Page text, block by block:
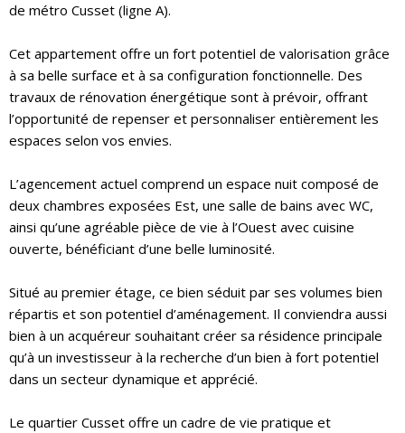
de métro Cusset (ligne A).
Cet appartement offre un fort potentiel de valorisation grâce
à sa belle surface et à sa configuration fonctionnelle. Des
travaux de rénovation énergétique sont à prévoir, offrant
l’opportunité de repenser et personnaliser entièrement les
espaces selon vos envies.
L’agencement actuel comprend un espace nuit composé de
deux chambres exposées Est, une salle de bains avec WC,
ainsi qu’une agréable pièce de vie à l’Ouest avec cuisine
ouverte, bénéficiant d’une belle luminosité.
Situé au premier étage, ce bien séduit par ses volumes bien
répartis et son potentiel d’aménagement. Il conviendra aussi
bien à un acquéreur souhaitant créer sa résidence principale
qu’à un investisseur à la recherche d’un bien à fort potentiel
dans un secteur dynamique et apprécié.
Le quartier Cusset offre un cadre de vie pratique et